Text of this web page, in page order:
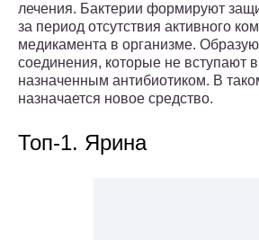
лечения. Бактерии формируют
за период отсутствия активного
медикамента в организме.
соединения, которые не вступают
назначенным антибиотиком. В
назначается новое средство.
Топ-1. Ярина